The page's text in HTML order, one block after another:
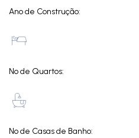
Ano de Construção:
Nº de Quartos:
Nº de Casas de Banho: